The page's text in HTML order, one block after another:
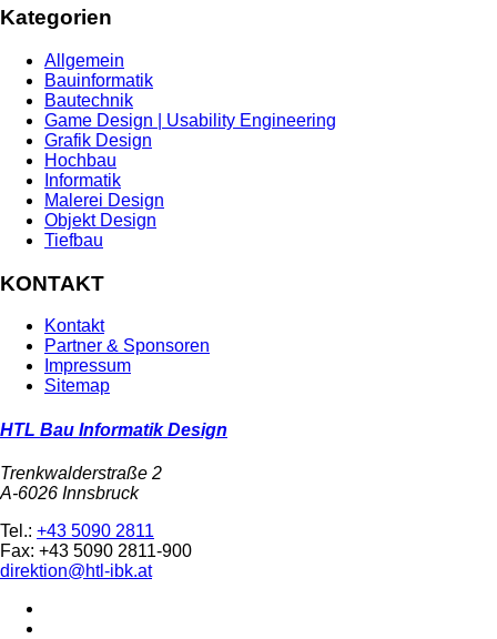
Kategorien
Allgemein
Bauinformatik
Bautechnik
Game Design | Usability Engineering
Grafik Design
Hochbau
Informatik
Malerei Design
Objekt Design
Tiefbau
KONTAKT
Kontakt
Partner & Sponsoren
Impressum
Sitemap
HTL Bau Informatik Design
Trenkwalderstraße 2
A-6026 Innsbruck
Tel.: +43 5090 2811
Fax: +43 5090 2811-900
direktion@htl-ibk.at